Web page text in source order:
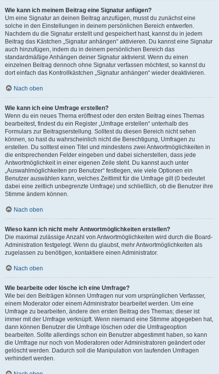
Wie kann ich meinem Beitrag eine Signatur anfügen?
Um eine Signatur an deinen Beitrag anzufügen, musst du zunächst eine
solche in den Einstellungen in deinem persönlichen Bereich entwerfen.
Nachdem du die Signatur erstellt und gespeichert hast, kannst du in jedem
Beitrag das Kästchen „Signatur anhängen“ aktivieren. Du kannst eine Signatur
auch hinzufügen, indem du in deinem persönlichen Bereich das
standardmäßige Anhängen deiner Signatur aktivierst. Wenn du einen
einzelnen Beitrag dennoch ohne Signatur verfassen möchtest, so kannst du
dort einfach das Kontrollkästchen „Signatur anhängen“ wieder deaktivieren.
Nach oben
Wie kann ich eine Umfrage erstellen?
Wenn du ein neues Thema eröffnest oder den ersten Beitrag eines Themas
bearbeitest, findest du ein Register „Umfrage erstellen“ unterhalb des
Formulars zur Beitragserstellung. Solltest du diesen Bereich nicht sehen
können, so hast du wahrscheinlich nicht die Berechtigung, Umfragen zu
erstellen. Du solltest einen Titel und mindestens zwei Antwortmöglichkeiten in
die entsprechenden Felder eingeben und dabei sicherstellen, dass jede
Antwortmöglichkeit in einer eigenen Zeile steht. Du kannst auch unter
„Auswahlmöglichkeiten pro Benutzer“ festlegen, wie viele Optionen ein
Benutzer auswählen kann, welches Zeitlimit für die Umfrage gilt (0 bedeutet
dabei eine zeitlich unbegrenzte Umfrage) und schließlich, ob die Benutzer ihre
Stimme ändern können.
Nach oben
Wieso kann ich nicht mehr Antwortmöglichkeiten erstellen?
Die maximal zulässige Anzahl von Antwortmöglichkeiten wird durch die Board-
Administration festgelegt. Wenn du glaubst, mehr Antwortmöglichkeiten als
zugelassen zu benötigen, kontaktiere einen Administrator.
Nach oben
Wie bearbeite oder lösche ich eine Umfrage?
Wie bei den Beiträgen können Umfragen nur vom ursprünglichen Verfasser,
einem Moderator oder einem Administrator bearbeitet werden. Um eine
Umfrage zu bearbeiten, ändere den ersten Beitrag des Themas; dieser ist
immer mit der Umfrage verknüpft. Wenn niemand eine Stimme abgegeben hat,
dann können Benutzer die Umfrage löschen oder die Umfrageoption
bearbeiten. Sollte allerdings schon ein Benutzer abgestimmt haben, so kann
die Umfrage nur noch von Moderatoren oder Administratoren geändert oder
gelöscht werden. Dadurch soll die Manipulation von laufenden Umfragen
verhindert werden.